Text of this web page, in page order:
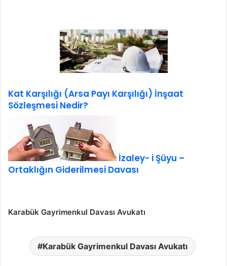
Kat Karşılığı (Arsa Payı Karşılığı) İnşaat
Sözleşmesi Nedir?
İzaley- i Şüyu –
Ortaklığın Giderilmesi Davası
Karabük Gayrimenkul Davası Avukatı
Karabük Gayrimenkul Davası Avukatı